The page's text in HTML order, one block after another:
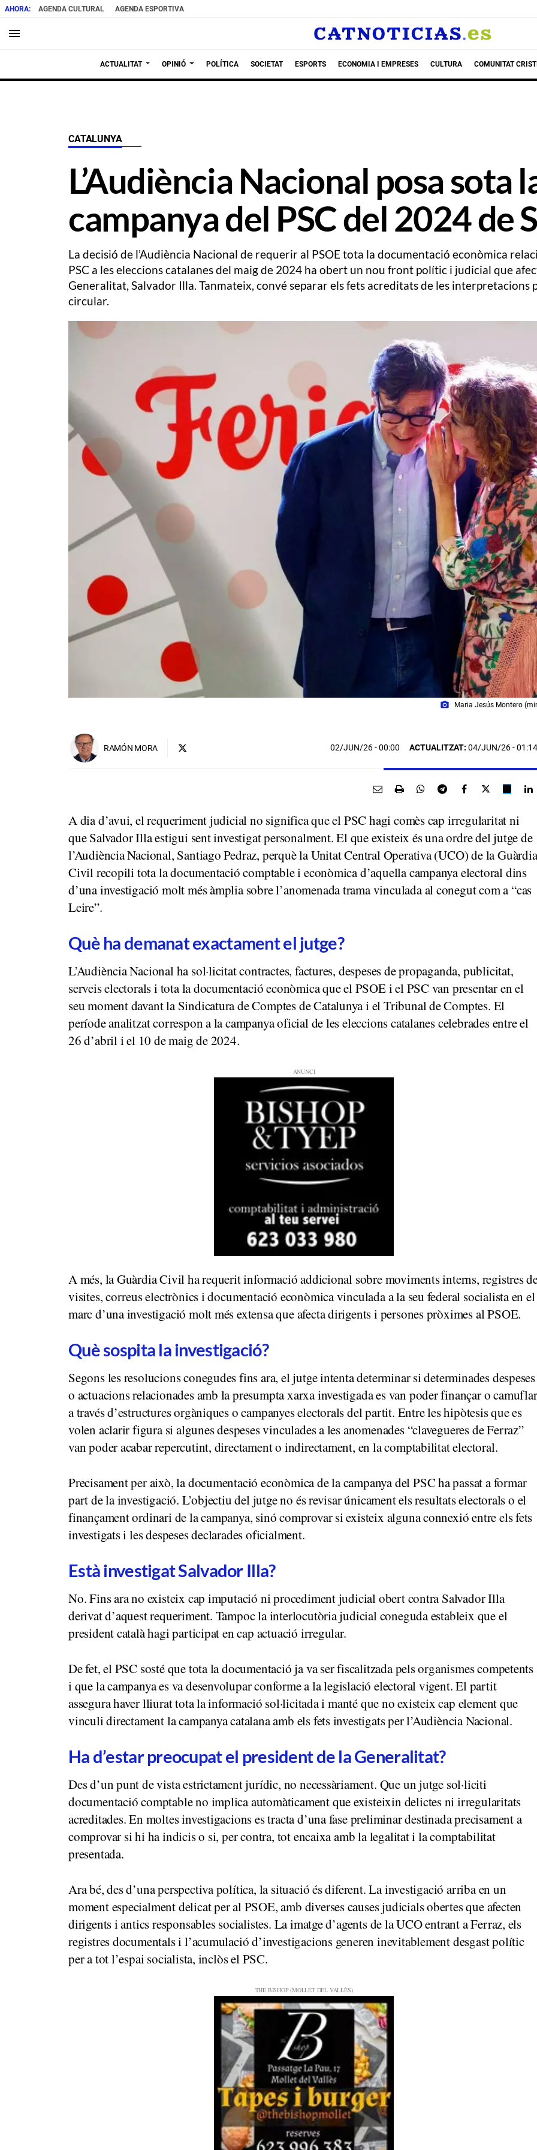
AGENDA CULTURAL AGENDA ESPORTIVA
menu
ACTUALITAT OPINIÓ POLÍTICA SOCIETAT ESPORTS ECONOMIA I EMPRESES CULTURA COMUNITAT
CATALUNYA
L’Audiència Nacional posa sota
campanya del PSC del 2024 de
La decisió de l’Audiència Nacional de requerir al PSOE tota la documentació econòmica
PSC a les eleccions catalanes del maig de 2024 ha obert un nou front polític i judicial que
Generalitat, Salvador Illa. Tanmateix, convé separar els fets acreditats de les interpretacions
circular.
photo_camera Maria Jesús Montero
RAMÓN MORA 02/JUN/26- 00:00 ACTUALITZAT: 04/JUN/26 - 01:14
A dia d’avui, el requeriment judicial no significa que el PSC hagi comès cap irregularitat ni
que Salvador Illa estigui sent investigat personalment. El que existeix és una ordre del jutge de
l’Audiència Nacional, Santiago Pedraz, perquè la Unitat Central Operativa (UCO) de la Guàrdia
Civil recopili tota la documentació comptable i econòmica d’aquella campanya electoral dins
d’una investigació molt més àmplia sobre l’anomenada trama vinculada al conegut com a “cas
Leire”.
Què ha demanat exactament el jutge?
L’Audiència Nacional ha sol·licitat contractes, factures, despeses de propaganda, publicitat,
serveis electorals i tota la documentació econòmica que el PSOE i el PSC van presentar en el
seu moment davant la Sindicatura de Comptes de Catalunya i el Tribunal de Comptes. El
període analitzat correspon a la campanya oficial de les eleccions catalanes celebrades entre el
26 d’abril i el 10 de maig de 2024.
A més, la Guàrdia Civil ha requerit informació addicional sobre moviments interns, registres
visites, correus electrònics i documentació econòmica vinculada a la seu federal socialista en el
marc d’una investigació molt més extensa que afecta dirigents i persones pròximes al PSOE.
Què sospita la investigació?
Segons les resolucions conegudes fins ara, el jutge intenta determinar si determinades despeses
o actuacions relacionades amb la presumpta xarxa investigada es van poder finançar o camuflar
a través d’estructures orgàniques o campanyes electorals del partit. Entre les hipòtesis que es
volen aclarir figura si algunes despeses vinculades a les anomenades “clavegueres de Ferraz”
van poder acabar repercutint, directament o indirectament, en la comptabilitat electoral.
Precisament per això, la documentació econòmica de la campanya del PSC ha passat a formar
part de la investigació. L’objectiu del jutge no és revisar únicament els resultats electorals o el
finançament ordinari de la campanya, sinó comprovar si existeix alguna connexió entre els fets
investigats i les despeses declarades oficialment.
Està investigat Salvador Illa?
No. Fins ara no existeix cap imputació ni procediment judicial obert contra Salvador Illa
derivat d’aquest requeriment. Tampoc la interlocutòria judicial coneguda estableix que el
president català hagi participat en cap actuació irregular.
De fet, el PSC sosté que tota la documentació ja va ser fiscalitzada pels organismes competents
i que la campanya es va desenvolupar conforme a la legislació electoral vigent. El partit
assegura haver lliurat tota la informació sol·licitada i manté que no existeix cap element que
vinculi directament la campanya catalana amb els fets investigats per l’Audiència Nacional.
Ha d’estar preocupat el president de la Generalitat?
Des d’un punt de vista estrictament jurídic, no necessàriament. Que un jutge sol·liciti
documentació comptable no implica automàticament que existeixin delictes ni irregularitats
acreditades. En moltes investigacions es tracta d’una fase preliminar destinada precisament a
comprovar si hi ha indicis o si, per contra, tot encaixa amb la legalitat i la comptabilitat
presentada.
Ara bé, des d’una perspectiva política, la situació és diferent. La investigació arriba en un
moment especialment delicat per al PSOE, amb diverses causes judicials obertes que afecten
dirigents i antics responsables socialistes. La imatge d’agents de la UCO entrant a Ferraz, els
registres documentals i l’acumulació d’investigacions generen inevitablement desgast polític
per a tot l’espai socialista, inclòs el PSC.